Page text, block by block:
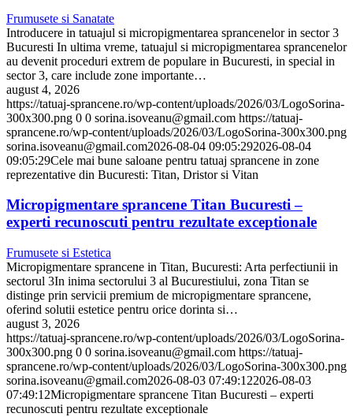
Frumusete si Sanatate
Introducere in tatuajul si micropigmentarea sprancenelor in sector 3
Bucuresti In ultima vreme, tatuajul si micropigmentarea sprancenelor
au devenit proceduri extrem de populare in Bucuresti, in special in
sector 3, care include zone importante…
august 4, 2026
https://tatuaj-sprancene.ro/wp-content/uploads/2026/03/LogoSorina-
300x300.png 0 0 sorina.isoveanu@gmail.com https://tatuaj-
sprancene.ro/wp-content/uploads/2026/03/LogoSorina-300x300.png
sorina.isoveanu@gmail.com2026-08-04 09:05:292026-08-04
09:05:29Cele mai bune saloane pentru tatuaj sprancene in zone
reprezentative din Bucuresti: Titan, Dristor si Vitan
Micropigmentare sprancene Titan Bucuresti –
experti recunoscuti pentru rezultate exceptionale
Frumusete si Estetica
Micropigmentare sprancene in Titan, Bucuresti: Arta perfectiunii in
sectorul 3In inima sectorului 3 al Bucurestiului, zona Titan se
distinge prin servicii premium de micropigmentare sprancene,
oferind solutii estetice pentru orice dorinta si…
august 3, 2026
https://tatuaj-sprancene.ro/wp-content/uploads/2026/03/LogoSorina-
300x300.png 0 0 sorina.isoveanu@gmail.com https://tatuaj-
sprancene.ro/wp-content/uploads/2026/03/LogoSorina-300x300.png
sorina.isoveanu@gmail.com2026-08-03 07:49:122026-08-03
07:49:12Micropigmentare sprancene Titan Bucuresti – experti
recunoscuti pentru rezultate exceptionale